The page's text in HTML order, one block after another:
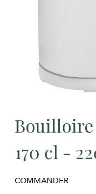
170 cl -
COMMANDER